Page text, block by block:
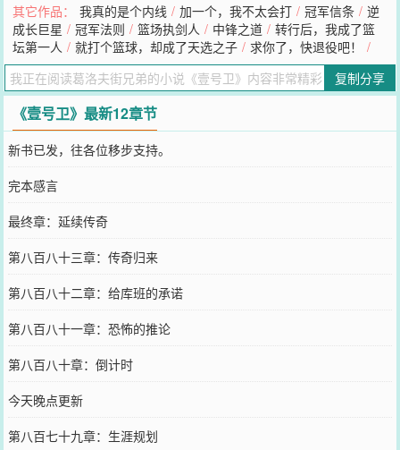
卫时代！
您要是觉得《壹号卫》还不错的话请不要忘记向您QQ群和微博微信里
的朋友推荐哦！
其它作品： 我真的是个内线 / 加一个，我不太会打 / 冠军信条 / 逆
成长巨星 / 冠军法则 / 篮场执剑人 / 中锋之道 / 转行后，我成了篮
坛第一人 / 就打个篮球，却成了天选之子 / 求你了，快退役吧！
/
复制分享
《壹号卫》最新12章节
新书已发，往各位移步支持。
完本感言
最终章：延续传奇
第八百八十三章：传奇归来
第八百八十二章：给库班的承诺
第八百八十一章：恐怖的推论
第八百八十章：倒计时
今天晚点更新
第八百七十九章：生涯规划